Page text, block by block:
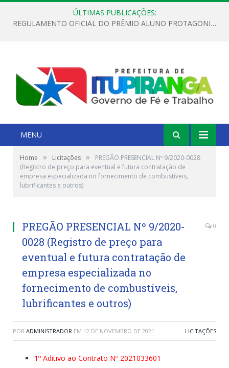
ÚLTIMAS PUBLICAÇÕES:
REGULAMENTO OFICIAL DO PRÊMIO ALUNO PROTAGONISTA – EDIÇÃO 2026
MENU
Home » Licitações »
PREGÃO PRESENCIAL Nº 9/2020-0028
(Registro de preço para eventual e futura contratação de
empresa especializada no fornecimento de combustíveis,
lubrificantes e outros)
PREGÃO PRESENCIAL Nº 9/2020-
0028 (Registro de preço para
eventual e futura contratação de
empresa especializada no
fornecimento de combustíveis,
lubrificantes e outros)
0
POR ADMINISTRADOR EM 12 DE NOVEMBRO DE 2021 LICITAÇÕES
1º Aditivo ao Contrato Nº 2021033601